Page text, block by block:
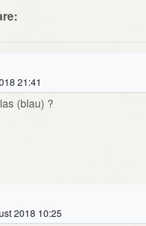
21:41
(blau) ?
2018 10:25